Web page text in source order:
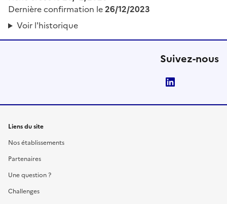
Dernière confirmation le26/12/2023
Voir l'historique
Suivez-nous
Liens du site
Nos établissements
Partenaires
Une question ?
Challenges